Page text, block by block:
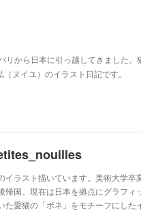
リから日本に引っ越してきました
ヌイユ）のイラスト日記です。
イラスト描いています。美術大学
帰国。現在は日本を拠点にグラフ
た愛猫の「ボネ」をモチーフにし